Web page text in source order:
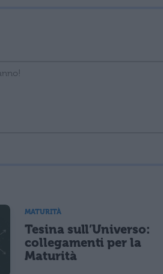
per il prossimo commento.
automatizzate o tradizionali
MATURITÀ
Tesina sull’Universo:
collegamenti per la
Maturità